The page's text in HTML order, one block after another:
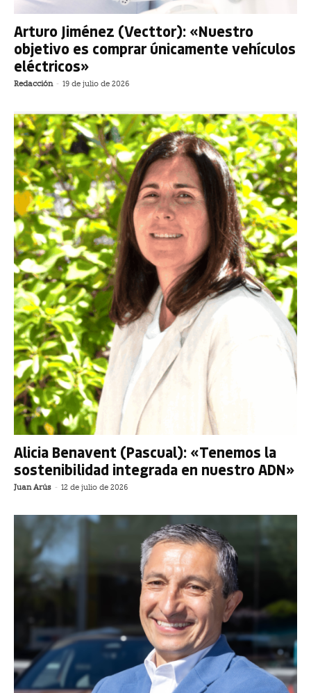
Arturo Jiménez (Vecttor): «Nuestro
objetivo es comprar únicamente vehículos
eléctricos»
Redacción - 19 de julio de 2026
Alicia Benavent (Pascual): «Tenemos la
sostenibilidad integrada en nuestro ADN»
Juan Arús - 12 de julio de 2026